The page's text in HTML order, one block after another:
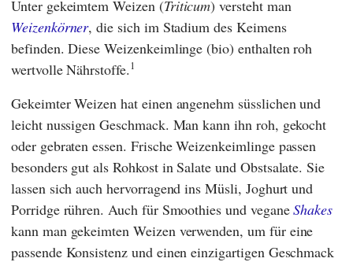
Unter gekeimtem Weizen (Triticum) versteht man
Weizenkörner, die sich im Stadium des Keimens
befinden. Diese Weizenkeimlinge (bio) enthalten roh
wertvolle Nährstoffe.1
Gekeimter Weizen hat einen angenehm süsslichen und
leicht nussigen Geschmack. Man kann ihn roh, gekocht
oder gebraten essen. Frische Weizenkeimlinge passen
besonders gut als Rohkost in Salate und Obstsalate. Sie
lassen sich auch hervorragend ins Müsli, Joghurt und
Porridge rühren. Auch für Smoothies und veganeShakes
kann man gekeimten Weizen verwenden, um für eine
passende Konsistenz und einen einzigartigen Geschmack